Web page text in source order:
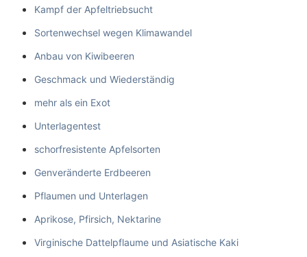
Kampf der Apfeltriebsucht
Sortenwechsel wegen Klimawandel
Anbau von Kiwibeeren
Geschmack und Wiederständig
mehr als ein Exot
Unterlagentest
schorfresistente Apfelsorten
Genveränderte Erdbeeren
Pflaumen und Unterlagen
Aprikose, Pfirsich, Nektarine
Virginische Dattelpflaume und Asiatische Kaki